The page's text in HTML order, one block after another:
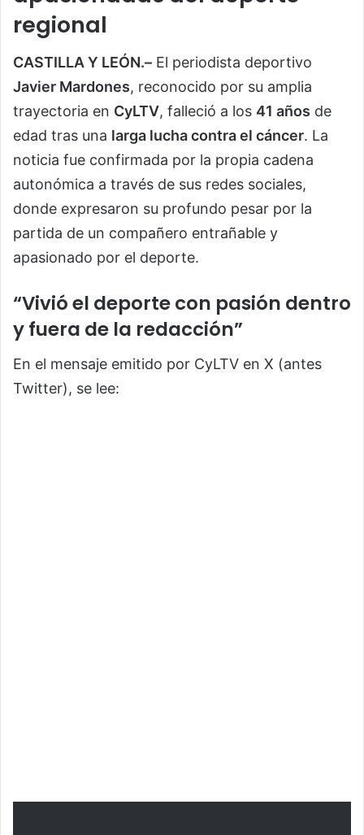
regional
CASTILLA Y LEÓN.– El periodista deportivo
Javier Mardones, reconocido por su amplia
trayectoria en CyLTV, falleció a los 41 años de
edad tras una larga lucha contra el cáncer. La
noticia fue confirmada por la propia cadena
autonómica a través de sus redes sociales,
donde expresaron su profundo pesar por la
partida de un compañero entrañable y
apasionado por el deporte.
“Vivió el deporte con pasión dentro
y fuera de la redacción”
En el mensaje emitido por CyLTV en X (antes
Twitter), se lee: